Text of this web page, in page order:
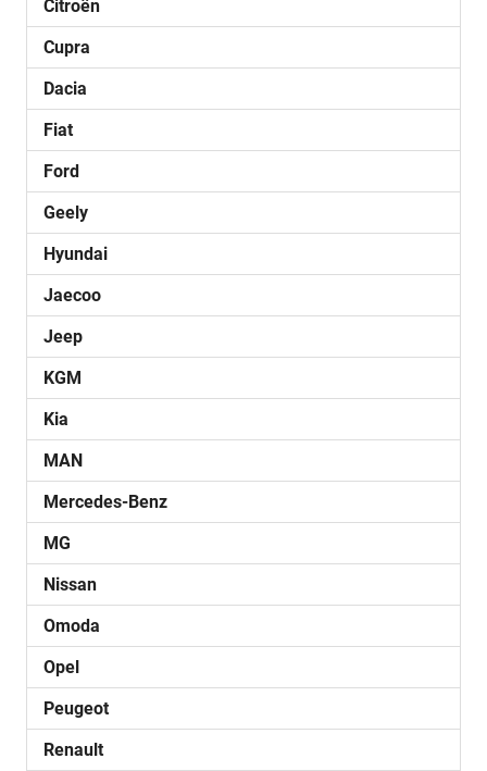
Citroën
Cupra
Dacia
Fiat
Ford
Geely
Hyundai
Jaecoo
Jeep
KGM
Kia
MAN
Mercedes-Benz
MG
Nissan
Omoda
Opel
Peugeot
Renault